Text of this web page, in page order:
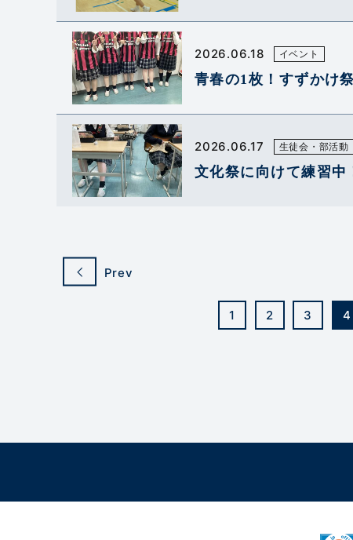
2026.06.18 イベント
青春の1枚！すずかけ
2026.06.17 生徒会・部活動
文化祭に向けて練習中
Prev
1 2 3 4